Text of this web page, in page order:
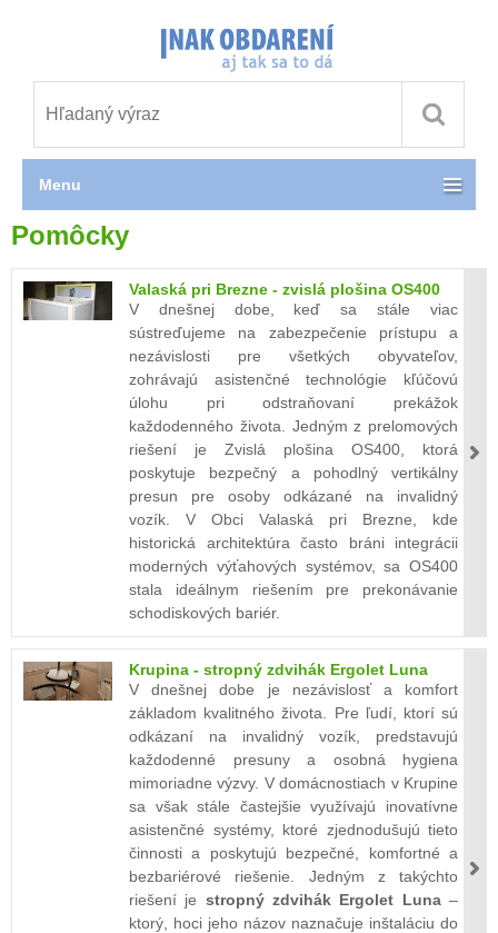
Pomôcky
Valaská pri Brezne - zvislá plošina OS400
V dnešnej dobe, keď sa stále viac
sústreďujeme na zabezpečenie prístupu a
nezávislosti pre všetkých obyvateľov,
zohrávajú asistenčné technológie kľúčovú
úlohu pri odstraňovaní prekážok
každodenného života. Jedným z prelomových
riešení je Zvislá plošina OS400, ktorá
poskytuje bezpečný a pohodlný vertikálny
presun pre osoby odkázané na invalidný
vozík. V Obci Valaská pri Brezne, kde
historická architektúra často bráni integrácii
moderných výťahových systémov, sa OS400
stala ideálnym riešením pre prekonávanie
schodiskových bariér.
Krupina - stropný zdvihák Ergolet Luna
V dnešnej dobe je nezávislosť a komfort
základom kvalitného života. Pre ľudí, ktorí sú
odkázaní na invalidný vozík, predstavujú
každodenné presuny a osobná hygiena
mimoriadne výzvy. V domácnostiach v Krupine
sa však stále častejšie využívajú inovatívne
asistenčné systémy, ktoré zjednodušujú tieto
činnosti a poskytujú bezpečné, komfortné a
bezbariérové riešenie. Jedným z takýchto
riešení je stropný zdvihák Ergolet Luna–
ktorý, hoci jeho názov naznačuje inštaláciu do
Menu